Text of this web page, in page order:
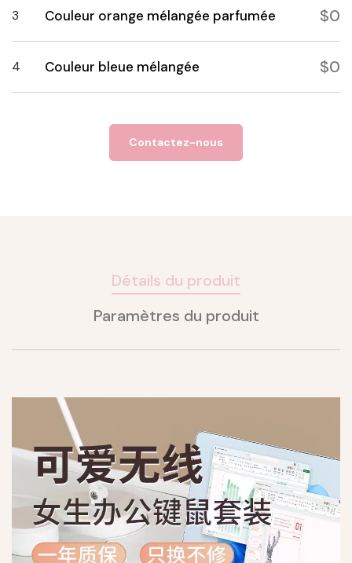
3 Couleur orange mélangée parfumée $0
4 Couleur bleue mélangée $0
Contactez-nous
Détails du produit
Paramètres du produit